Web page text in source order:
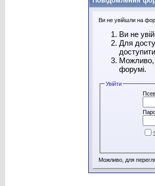
Ви не увійшли на
Ви не
Для
Можливо,
форумі.
Увійти
Можливо, для